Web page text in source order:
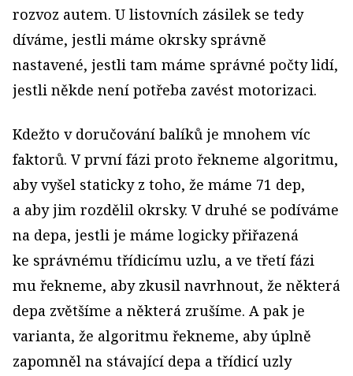
rozvoz autem. U listovních zásilek se tedy
díváme, jestli máme okrsky správně
nastavené, jestli tam máme správné počty lidí,
jestli někde není potřeba zavést motorizaci.
Kdežto v doručování balíků je mnohem víc
faktorů. V první fázi proto řekneme algoritmu,
aby vyšel staticky z toho, že máme 71 dep,
a aby jim rozdělil okrsky. V druhé se podíváme
na depa, jestli je máme logicky přiřazená
ke správnému třídicímu uzlu, a ve třetí fázi
mu řekneme, aby zkusil navrhnout, že některá
depa zvětšíme a některá zrušíme. A pak je
varianta, že algoritmu řekneme, aby úplně
zapomněl na stávající depa a třídicí uzly